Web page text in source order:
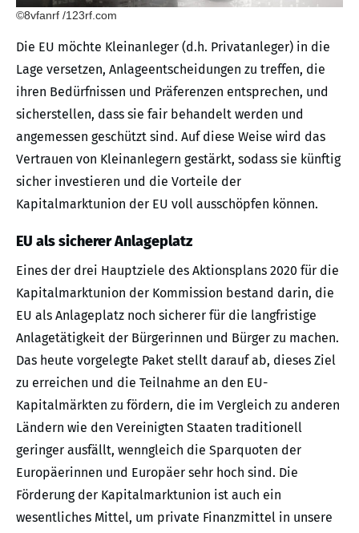
©8vfanrf /123rf.com
Die EU möchte Kleinanleger (d.h. Privatanleger) in die
Lage versetzen, Anlageentscheidungen zu treffen, die
ihren Bedürfnissen und Präferenzen entsprechen, und
sicherstellen, dass sie fair behandelt werden und
angemessen geschützt sind. Auf diese Weise wird das
Vertrauen von Kleinanlegern gestärkt, sodass sie künftig
sicher investieren und die Vorteile der
Kapitalmarktunion der EU voll ausschöpfen können.
EU als sicherer Anlageplatz
Eines der drei Hauptziele des Aktionsplans 2020 für die
Kapitalmarktunion der Kommission bestand darin, die
EU als Anlageplatz noch sicherer für die langfristige
Anlagetätigkeit der Bürgerinnen und Bürger zu machen.
Das heute vorgelegte Paket stellt darauf ab, dieses Ziel
zu erreichen und die Teilnahme an den EU-
Kapitalmärkten zu fördern, die im Vergleich zu anderen
Ländern wie den Vereinigten Staaten traditionell
geringer ausfällt, wenngleich die Sparquoten der
Europäerinnen und Europäer sehr hoch sind. Die
Förderung der Kapitalmarktunion ist auch ein
wesentliches Mittel, um private Finanzmittel in unsere